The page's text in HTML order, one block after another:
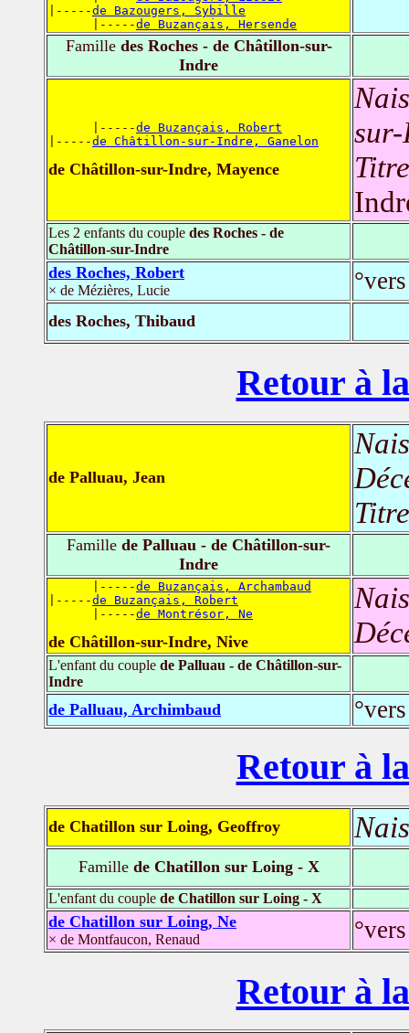
|-----de Bazougers, Sybille
      |-----
de Buzançais, Hersende
Familledes Roches - de Châtillon-sur-
Indre
      |-----
de Buzançais, Robert
|-----de Châtillon-sur-Indre, Ganelon
de Châtillon-sur-Indre, Mayence
Les 2 enfants du couple des Roches - de
Châtillon-sur-Indre
des Roches, Robert
× de Mézières, Lucie
des Roches, Thibaud
Retour à
de Palluau, Jean
Famille de Palluau - de Châtillon-sur-
Indre
      |-----
de Buzançais, Archambaud
|-----de Buzançais, Robert
      |-----
de Montrésor, Ne
de Châtillon-sur-Indre, Nive
L'enfant du couple de Palluau - de Châtillon-sur-
Indre
de Palluau, Archimbaud
Retour à
de Chatillon sur Loing, Geoffroy
Famillede Chatillon sur Loing - X
L'enfant du couple de Chatillon sur Loing - X
de Chatillon sur Loing, Ne
× de Montfaucon, Renaud
Retour à